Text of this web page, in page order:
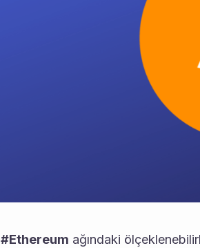
#Ethereum ağındaki